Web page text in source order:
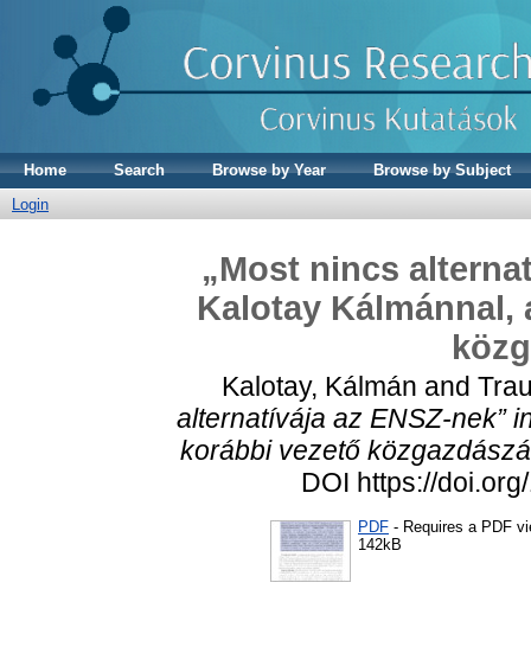
Home Search Browse by Year
Browse by Subject
Login
„Most nincs
Kalotay Kálmánnal,
Kalotay, Kálmán and
alternatívája az ENSZ-nek”
korábbi vezető
DOI https://
PDF - Requires a PDF
142kB